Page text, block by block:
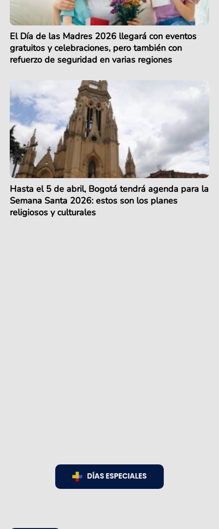
El Día de las Madres 2026 llegará con eventos
gratuitos y celebraciones, pero también con
refuerzo de seguridad en varias regiones
Hasta el 5 de abril, Bogotá tendrá agenda para la
Semana Santa 2026: estos son los planes
religiosos y culturales
DÍAS ESPECIALES